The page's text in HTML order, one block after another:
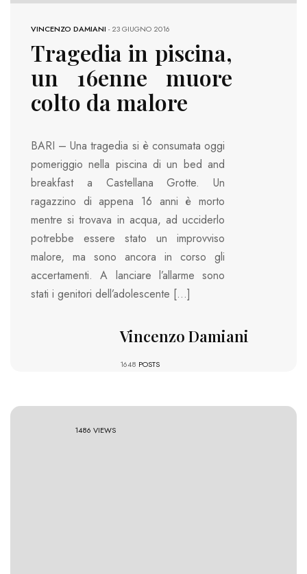
VINCENZO DAMIANI -23 GIUGNO 2016
Tragedia in piscina,
un 16enne muore
colto da malore
BARI – Una tragedia si è consumata oggi
pomeriggio nella piscina di un bed and
breakfast a Castellana Grotte. Un
ragazzino di appena 16 anni è morto
mentre si trovava in acqua, ad ucciderlo
potrebbe essere stato un improvviso
malore, ma sono ancora in corso gli
accertamenti. A lanciare l’allarme sono
stati i genitori dell’adolescente […]
Vincenzo Damiani
1648 POSTS
1486 VIEWS